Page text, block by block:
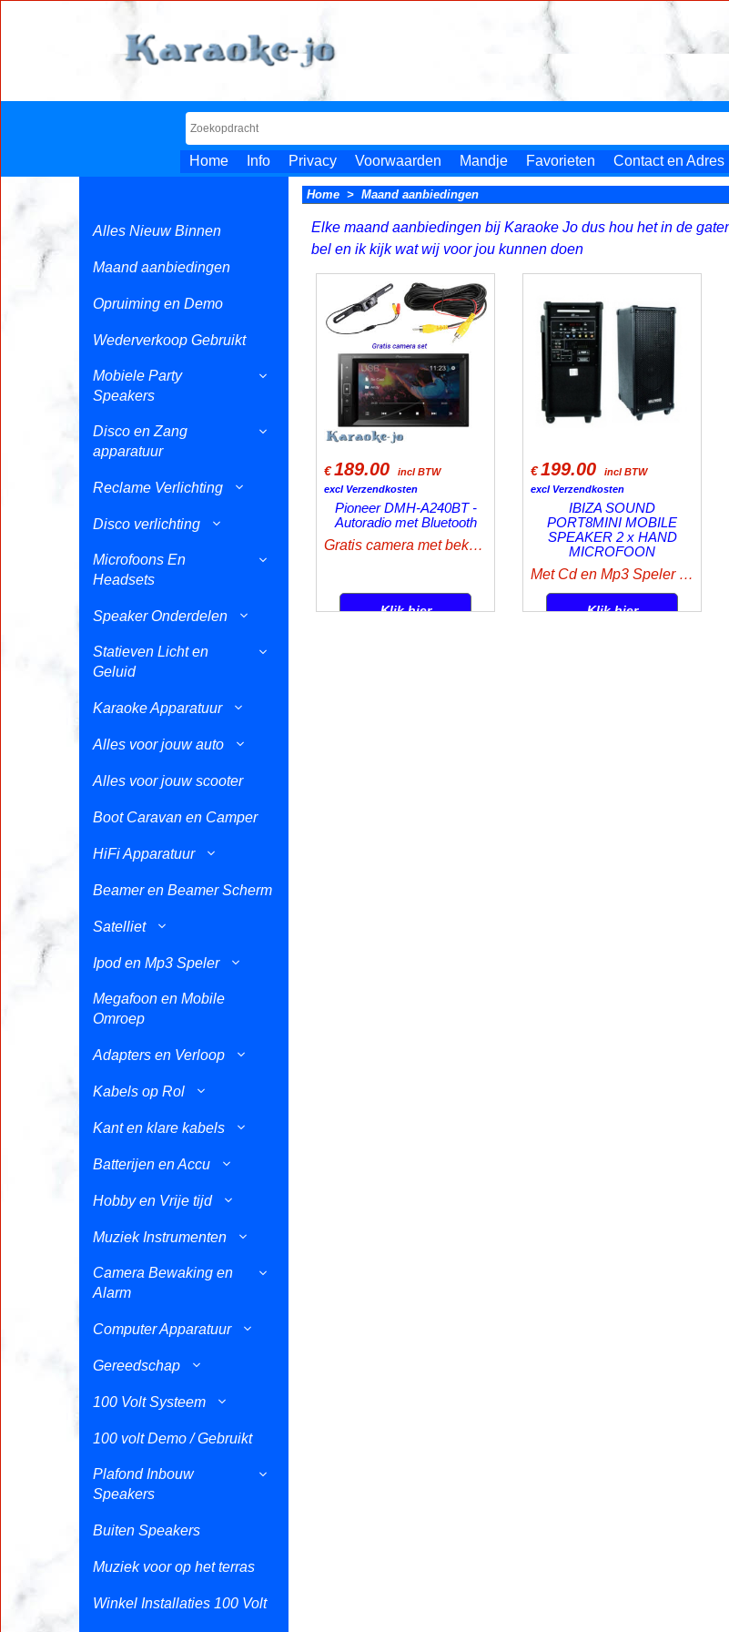
Home Info Privacy Voorwaarden Mandje Favorieten Contact en Adres
Alles Nieuw Binnen
Maand aanbiedingen
Opruiming en Demo
Wederverkoop Gebruikt
Mobiele Party
Speakers
Disco en Zang
apparatuur
Reclame Verlichting
Disco verlichting
Microfoons En
Headsets
Speaker Onderdelen
Statieven Licht en
Geluid
Karaoke Apparatuur
Alles voor jouw auto
Alles voor jouw scooter
Boot Caravan en Camper
HiFi Apparatuur
Beamer en Beamer Scherm
Satelliet
Ipod en Mp3 Speler
Megafoon en Mobile
Omroep
Adapters en Verloop
Kabels op Rol
Kant en klare kabels
Batterijen en Accu
Hobby en Vrije tijd
Muziek Instrumenten
Camera Bewaking en
Alarm
Computer Apparatuur
Gereedschap
100 Volt Systeem
100 volt Demo / Gebruikt
Plafond Inbouw
Speakers
Buiten Speakers
Muziek voor op het terras
Winkel Installaties 100 Volt
Home > Maand aanbiedingen
Elke maand aanbiedingen bij Karaoke Jo dus hou het in de
bel en ik kijk wat wij voor jou kunnen doen
€189.00
incl BTW
excl Verzendkosten
Pioneer DMH-A240BT -
Autoradio met Bluetooth
Gratis camera met bekabeling
Klik hier
€199.00
incl BTW
excl Verzendkosten
IBIZA SOUND
PORT8MINI MOBILE
SPEAKER 2 x HAND
MICROFOON
Met Cd en Mp3 Speler + 2 Hand Microfoons
Klik hier